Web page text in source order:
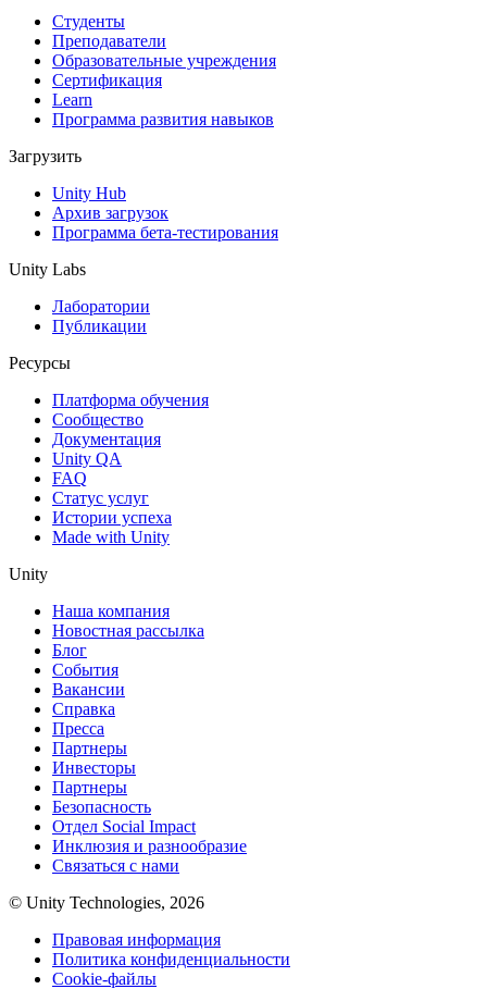
Студенты
Преподаватели
Образовательные учреждения
Сертификация
Learn
Программа развития навыков
Загрузить
Unity Hub
Архив загрузок
Программа бета-тестирования
Unity Labs
Лаборатории
Публикации
Ресурсы
Платформа обучения
Сообщество
Документация
Unity QA
FAQ
Статус услуг
Истории успеха
Made with Unity
Unity
Наша компания
Новостная рассылка
Блог
События
Вакансии
Справка
Пресса
Партнеры
Инвесторы
Партнеры
Безопасность
Отдел Social Impact
Инклюзия и разнообразие
Связаться с нами
© Unity Technologies, 2026
Правовая информация
Политика конфиденциальности
Cookie-файлы